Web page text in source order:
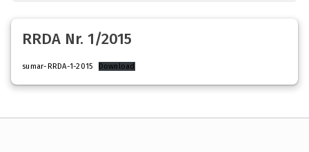
RRDA Nr. 1/2015
sumar-RRDA-1-2015 Download